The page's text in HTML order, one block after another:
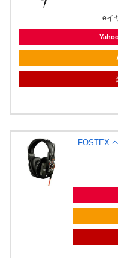
eイ
FOSTEX